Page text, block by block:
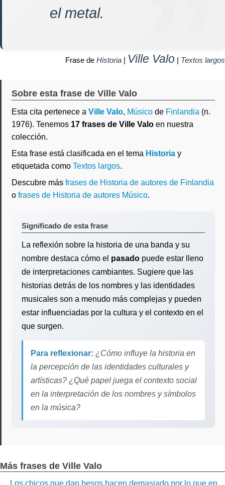
el metal.
Frase de Historia | Ville Valo | Textos largos
Sobre esta frase de Ville Valo
Esta cita pertenece a Ville Valo, Músico de Finlandia (n.
1976). Tenemos 17 frases de Ville Valo en nuestra
colección.
Esta frase está clasificada en el tema Historia y
etiquetada como Textos largos.
Descubre más frases de Historia de autores de Finlandia
o frases de Historia de autores Músico.
Significado de esta frase
La reflexión sobre la historia de una banda y su
nombre destaca cómo el pasado puede estar lleno
de interpretaciones cambiantes. Sugiere que las
historias detrás de los nombres y las identidades
musicales son a menudo más complejas y pueden
estar influenciadas por la cultura y el contexto en el
que surgen.
Para reflexionar: ¿Cómo influye la historia en
la percepción de las identidades culturales y
artísticas? ¿Qué papel juega el contexto social
en la interpretación de los nombres y símbolos
en la música?
Más frases de Ville Valo
Los chicos que dan besos hacen demasiado por lo que en